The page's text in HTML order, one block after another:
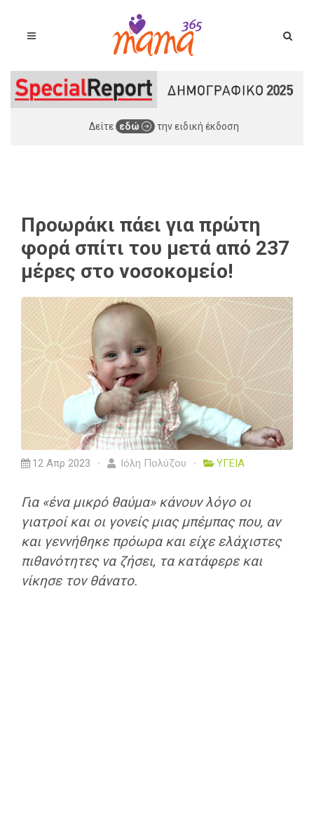
Δείτε εδώ την ειδική έκδοση
Προωράκι πάει για πρώτη
φορά σπίτι του μετά από 237
μέρες στο νοσοκομείο!
12 Απρ 2023 Ιόλη Πολύζου ΥΓΕΙΑ
Για «ένα μικρό θαύμα» κάνουν λόγο οι
γιατροί και οι γονείς μιας μπέμπας που, αν
και γεννήθηκε πρόωρα και είχε ελάχιστες
πιθανότητες να ζήσει, τα κατάφερε και
νίκησε τον θάνατο.